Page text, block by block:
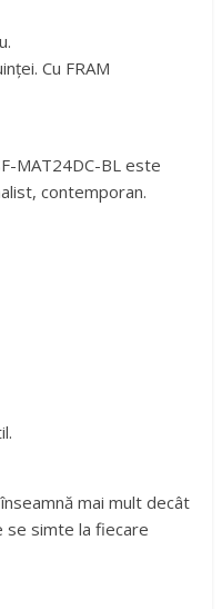
Cu FRAM
MAT24DC-BL este
contemporan.
mai mult decât
se simte la fiecare